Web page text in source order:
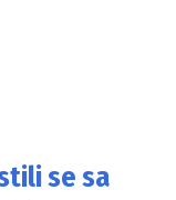
se sa